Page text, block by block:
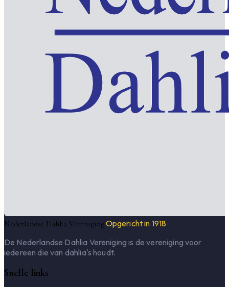
Nederlandse Dahlia VerenigingOpgericht in 1918
De Nederlandse Dahlia Vereniging is de vereniging voor
iedereen die van dahlia's houdt.
Snelle links